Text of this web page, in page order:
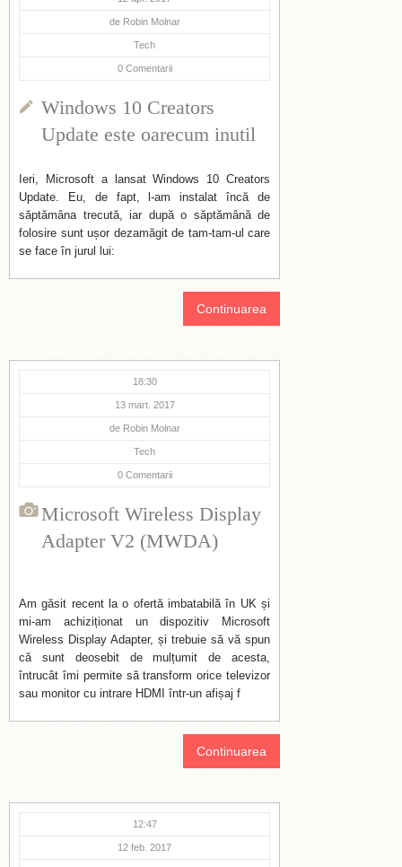
de Robin Molnar
Tech
0 Comentarii
Windows 10 Creators
Update este oarecum inutil
Ieri, Microsoft a lansat Windows 10 Creators
Update. Eu, de fapt, l-am instalat încă de
săptămâna trecută, iar după o săptămână de
folosire sunt ușor dezamăgit de tam-tam-ul care
se face în jurul lui:
Continuarea
18:30
13 mart. 2017
de Robin Molnar
Tech
0 Comentarii
Microsoft Wireless Display
Adapter V2 (MWDA)
Am găsit recent la o ofertă imbatabilă în UK și
mi-am achiziționat un dispozitiv Microsoft
Wireless Display Adapter, și trebuie să vă spun
că sunt deosebit de mulțumit de acesta,
întrucât îmi permite să transform orice televizor
sau monitor cu intrare HDMI într-un afișaj f
Continuarea
12:47
12 feb. 2017